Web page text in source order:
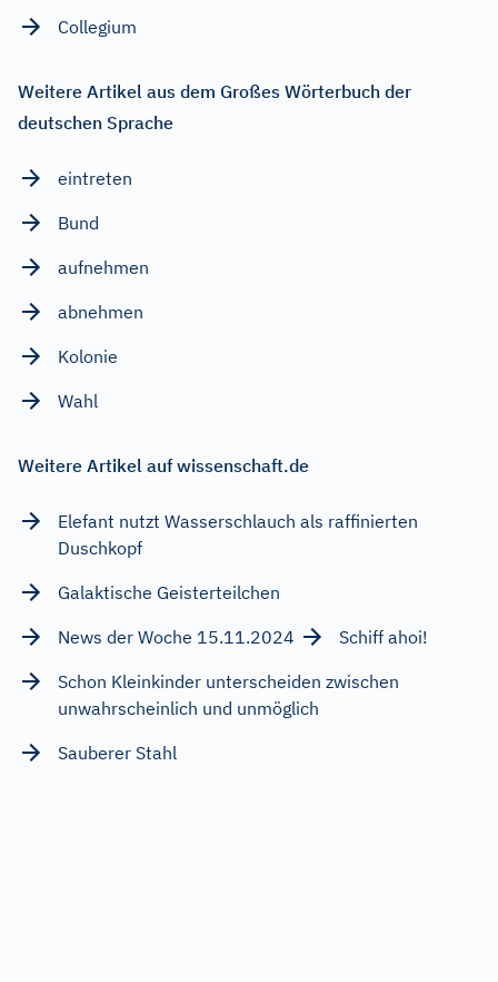
Collegium
Weitere Artikel aus dem Großes Wörterbuch der
deutschen Sprache
eintreten
Bund
aufnehmen
abnehmen
Kolonie
Wahl
Weitere Artikel auf wissenschaft.de
Elefant nutzt Wasserschlauch als raffinierten
Duschkopf
Galaktische Geisterteilchen
News der Woche 15.11.2024
Schiff ahoi!
Schon Kleinkinder unterscheiden zwischen
unwahrscheinlich und unmöglich
Sauberer Stahl